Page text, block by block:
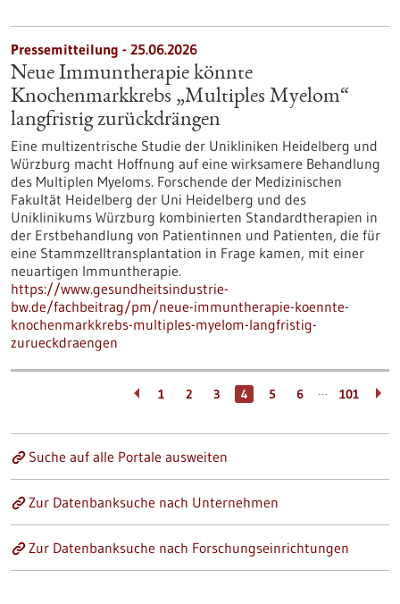
Pressemitteilung - 25.06.2026
Neue Immuntherapie könnte
Knochenmarkkrebs „Multiples Myelom“
langfristig zurückdrängen
Eine multizentrische Studie der Unikliniken Heidelberg und
Würzburg macht Hoffnung auf eine wirksamere Behandlung
des Multiplen Myeloms. Forschende der Medizinischen
Fakultät Heidelberg der Uni Heidelberg und des
Uniklinikums Würzburg kombinierten Standardtherapien in
der Erstbehandlung von Patientinnen und Patienten, die für
eine Stammzelltransplantation in Frage kamen, mit einer
neuartigen Immuntherapie.
https://www.gesundheitsindustrie-
bw.de/fachbeitrag/pm/neue-immuntherapie-koennte-
knochenmarkkrebs-multiples-myelom-langfristig-
zurueckdraengen
1 2 3 4 5 6 … 101
Suche auf alle Portale ausweiten
Zur Datenbanksuche nach Unternehmen
Zur Datenbanksuche nach Forschungseinrichtungen